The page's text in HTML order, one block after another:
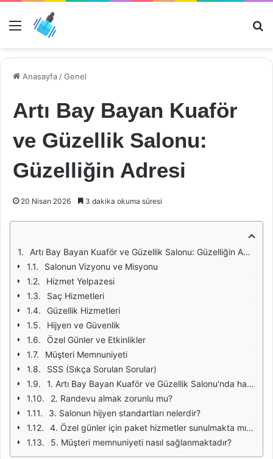
Menü
Anasayfa /Genel
Artı Bay Bayan Kuaför
ve Güzellik Salonu:
Güzelliğin Adresi
20 Nisan 2026 3 dakika okuma süresi
Artı Bay Bayan Kuaför ve Güzellik Salonu: Güzelliğin Adresi
Salonun Vizyonu ve Misyonu
Hizmet Yelpazesi
Saç Hizmetleri
Güzellik Hizmetleri
Hijyen ve Güvenlik
Özel Günler ve Etkinlikler
Müşteri Memnuniyeti
SSS (Sıkça Sorulan Sorular)
1. Artı Bay Bayan Kuaför ve Güzellik Salonu'nda hangi hizmetler sunulmaktadır?
2. Randevu almak zorunlu mu?
3. Salonun hijyen standartları nelerdir?
4. Özel günler için paket hizmetler sunulmakta mıdır?
5. Müşteri memnuniyeti nasıl sağlanmaktadır?